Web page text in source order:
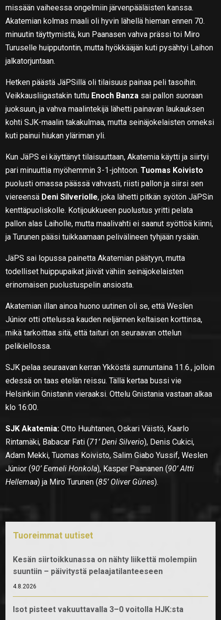
missään vaiheessa ongelmiin järvenpääläisten kanssa.
Akatemian kolmas maali oli hyvin lähellä hieman ennen 70.
minuutin täyttymistä, kun Paanasen vahva prässi toi Miro
Turuselle huipputontin, mutta hyökkääjän kuti pysähtyi Laihon
jalkatorjuntaan.
Hetken päästä JäPSillä oli tilaisuus painaa peli tasoihin.
Veikkausliigastakin tuttu Enoch Banza sai pallon suoraan
juoksuun, ja vahva maalintekijä lähetti painavan laukauksen
kohti SJK-maalin takakulmaa, mutta seinäjokelaisten onneksi
kuti painui hiukan yläriman yli.
Kun JäPS ei käyttänyt tilaisuuttaan, Akatemia käytti ja siirtyi
pari minuuttia myöhemmin 3-1-johtoon.Tuomas Koivisto
puolusti omassa päässä vahvasti, riisti pallon ja siirsi sen
viereensä Deni Silveriolle, joka lähetti pitkän syötön JäPSin
kenttäpuoliskolle. Kotijoukkueen puolustus yritti pelata
pallon alas Laiholle, mutta maalivahti ei saanut syöttöä kiinni,
ja Turunen pääsi tuikkaamaan pelivälineen tyhjään rysään.
JäPS sai lopussa painetta Akatemian päätyyn, mutta
todelliset huippupaikat jäivät vähiin seinäjokelaisten
erinomaisen puolustuspelin ansiosta.
Akatemian illan ainoa huono uutinen oli se, että Weslen
Júnior otti ottelussa kauden neljännen keltaisen korttinsa,
mikä tarkoittaa sitä, että taituri on seuraavan ottelun
pelikiellossa.
SJK pelaa seuraavan kerran Ykköstä sunnuntaina 11.6., jolloin
edessä on taas etelän reissu. Tällä kertaa bussi vie
Helsinkiin Gnistanin vieraaksi. Ottelu Gnistania vastaan alkaa
klo 16:00.
SJK Akatemia: Otto Huuhtanen, Oskari Väistö, Kaarlo
Rintamäki, Babacar Fati (71’ Deni Silverio), Denis Cukici,
Adam Mekki, Tuomas Koivisto, Salim Giabo Yussif, Weslen
Júnior (90’ Eemeli Honkola), Kasper Paananen (90’ Altti
Hellemaa) ja Miro Turunen (85’ Oliver Günes).
Tuoreimmat uutiset
Kesän siirtoikkunassa on nähty liikettä molempiin
suuntiin – päivitystä pelaajatilanteeseen
4.8.2026
Isot pisteet vakuuttavalla 3–0 voitolla HJK:sta